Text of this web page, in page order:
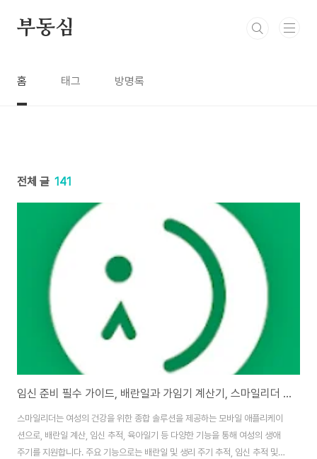
부동심
홈 태그 방명록
전체 글 141
임신 준비 필수 가이드, 배란일과 가임기 계산기, 스마일리더 활용법, 스마일리더, 임신, 육아일기, 생리주기, 배란일, 가임기, 배란일 계산기, 임신주수 계산기
스마일리더는 여성의 건강을 위한 종합 솔루션을 제공하는 모바일 애플리케이
션으로, 배란일 계산, 임신 추적, 육아일기 등 다양한 기능을 통해 여성의 생애
주기를 지원합니다. 주요 기능으로는 배란일 및 생리 주기 추적, 임신 추적 및